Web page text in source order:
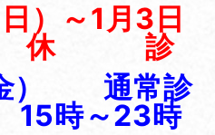
）～1月3日
休 診
） 通常診
～23時